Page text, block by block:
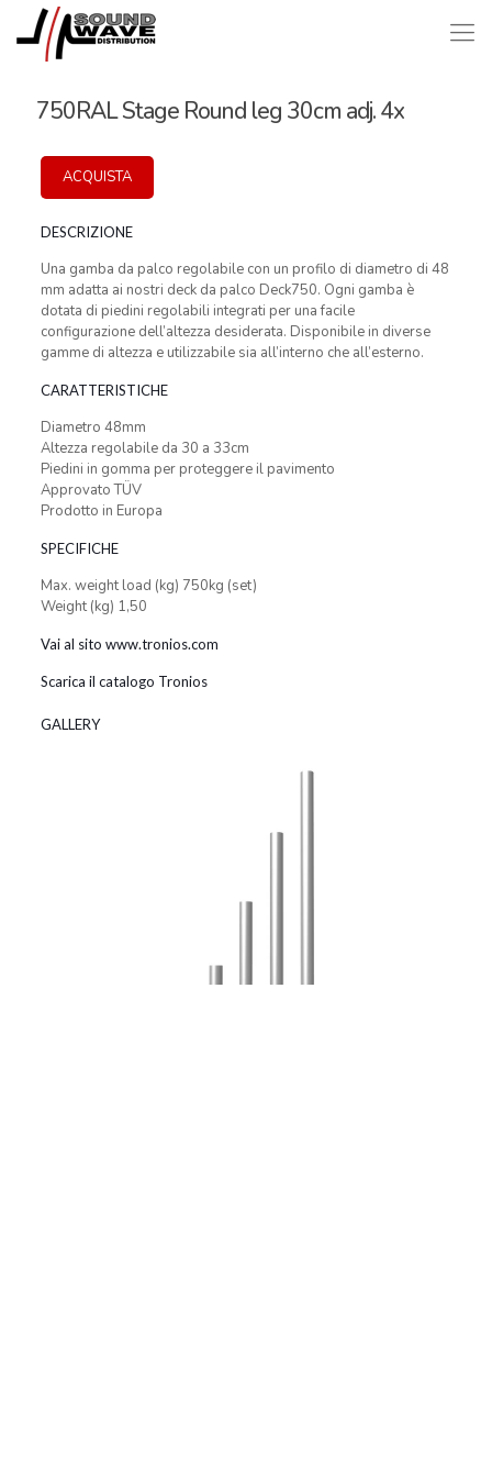
750RAL Stage Round leg 30cm adj. 4x
ACQUISTA
DESCRIZIONE
Una gamba da palco regolabile con un profilo di diametro di 48
mm adatta ai nostri deck da palco Deck750. Ogni gamba è
dotata di piedini regolabili integrati per una facile
configurazione dell’altezza desiderata. Disponibile in diverse
gamme di altezza e utilizzabile sia all’interno che all’esterno.
CARATTERISTICHE
Diametro 48mm
Altezza regolabile da 30 a 33cm
Piedini in gomma per proteggere il pavimento
Approvato TÜV
Prodotto in Europa
SPECIFICHE
Max. weight load (kg) 750kg (set)
Weight (kg) 1,50
Vai al sito www.tronios.com
Scarica il catalogo Tronios
GALLERY